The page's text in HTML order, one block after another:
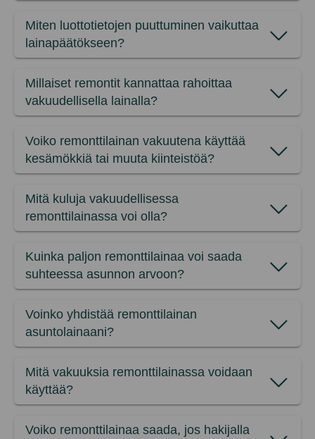
Miten luottotietojen puuttuminen vaikuttaa
lainapäätökseen?
Millaiset remontit kannattaa rahoittaa
vakuudellisella lainalla?
Voiko remonttilainan vakuutena käyttää
kesämökkiä tai muuta kiinteistöä?
Mitä kuluja vakuudellisessa
remonttilainassa voi olla?
Kuinka paljon remonttilainaa voi saada
suhteessa asunnon arvoon?
Voinko yhdistää remonttilainan
asuntolainaani?
Mitä vakuuksia remonttilainassa voidaan
käyttää?
Voiko remonttilainaa saada, jos hakijalla